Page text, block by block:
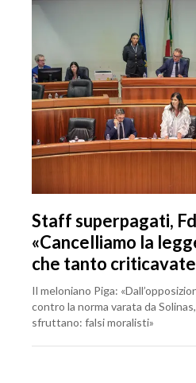
Staff superpagati,
«Cancelliamo la
che tanto
Il meloniano Piga:
contro la norma varata da
sfruttano: falsi moralisti»